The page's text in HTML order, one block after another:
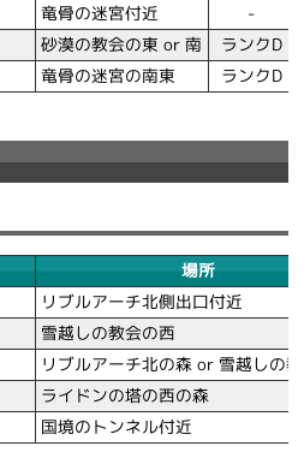
竜骨の迷宮付近
-
砂漠の教会の東 or 南
ランクD
竜骨の迷宮の南東 ランクD
場所
リブルアーチ北側出口付近
雪越しの教会の西
リブルアーチ北の森 or 雪越しの
ライドンの塔の西の森
国境のトンネル付近